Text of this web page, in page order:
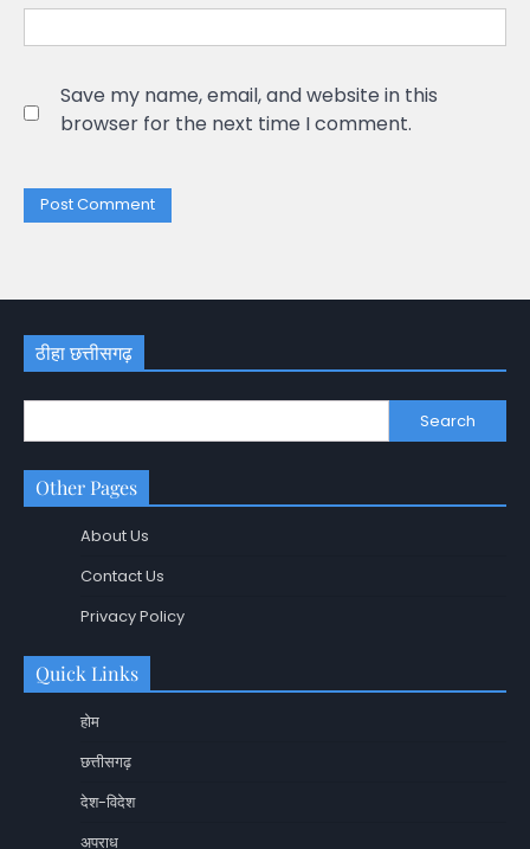
Save my name, email, and website in this
browser for the next time I comment.
ठीहा छत्तीसगढ़
Search
Other Pages
About Us
Contact Us
Privacy Policy
Quick Links
होम
छत्तीसगढ़
देश-विदेश
अपराध